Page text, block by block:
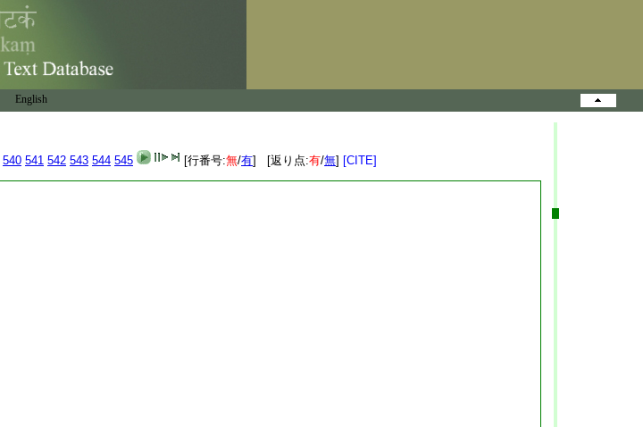
English
540 541 542 543 544 545 [行番号:無/有] [返り点:有/無] [CITE]